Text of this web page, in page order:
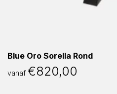
Blue Oro Sorella Rond
vanaf €820,00